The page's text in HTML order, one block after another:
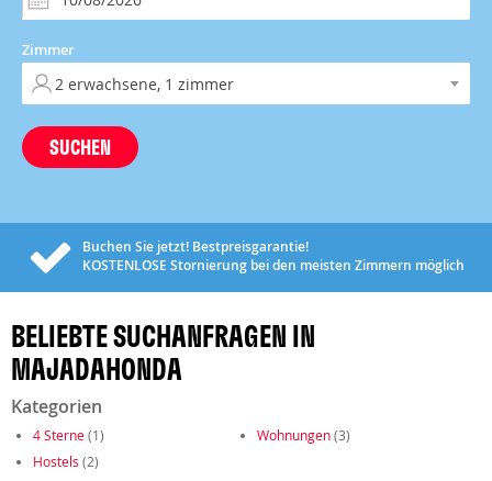
Zimmer
SUCHEN
Buchen Sie jetzt! Bestpreisgarantie!
KOSTENLOSE Stornierung bei den meisten Zimmern möglich
BELIEBTE SUCHANFRAGEN IN
MAJADAHONDA
Kategorien
4 Sterne(1) Wohnungen(3)
Hostels (2)